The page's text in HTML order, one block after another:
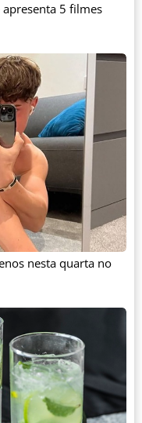
5 filmes
nesta quarta no